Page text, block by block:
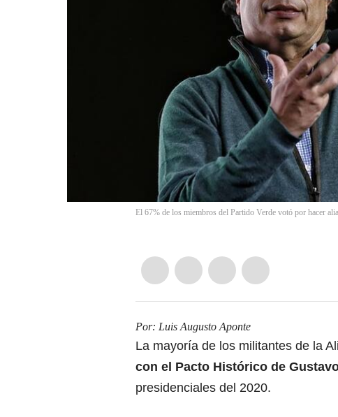
El 67% de los miembros del Partido Verde votó por hacer
Por: Luis Augusto Aponte
La mayoría de los militantes de la
con el Pacto Histórico de
presidenciales del 2020.